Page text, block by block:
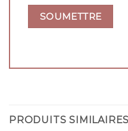
PRODUITS SIMILAIRES